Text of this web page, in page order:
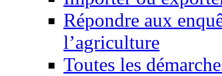
Répondre aux
l’agriculture
Toutes les